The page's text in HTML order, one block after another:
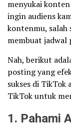
menyukai
ingin audiens
kontenmu, salah
membuat jadwal
Nah, berikut
posting yang
sukses di TikTok
TikTok untuk
1. Pahami